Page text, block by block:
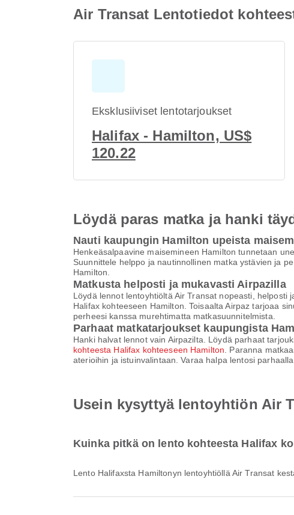
Air Transat Lentotiedot
Eksklusiiviset lentotarjoukset
Halifax - Hamilton, US$
120.22
Löydä paras matka ja hanki
Nauti kaupungin Hamilton upeista
Henkeäsalpaavine maisemineen Hamilton tunnetaan
Suunnittele helppo ja nautinnollinen matka ystävien ja
Hamilton.
Matkusta helposti ja mukavasti Airpazilla
Löydä lennot lentoyhtiöltä Air Transat nopeasti,
Halifax kohteeseen Hamilton. Toisaalta Airpaz tarjoaa
perheesi kanssa murehtimatta matkasuunnitelmista.
Parhaat matkatarjoukset kaupungista
Hanki halvat lennot vain Airpazilta. Löydä parhaat
kohteesta Halifax kohteeseen Hamilton . Paranna
aterioihin ja istuinvalintaan. Varaa halpa lentosi
Usein kysyttyä lentoyhtiön Air
Kuinka pitkä on lento kohteesta Halifax
Lento Halifaxsta Hamiltonyn lentoyhtiöllä Air Transat